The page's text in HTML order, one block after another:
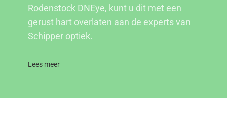
Rodenstock DNEye, kunt u dit met een
gerust hart overlaten aan de experts van
Schipper optiek.
Lees meer